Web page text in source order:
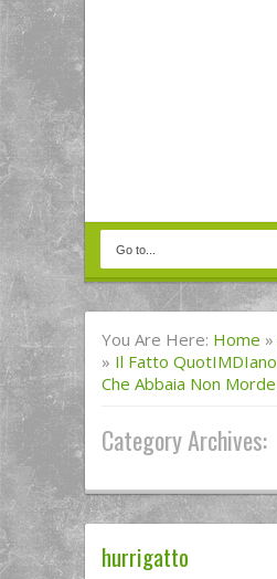
You Are Here: Home »
» Il Fatto QuotIMDIano
Che Abbaia Non Morde
Category Archives:
hurrigatto